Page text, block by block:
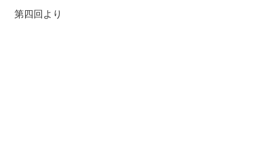
第四回より